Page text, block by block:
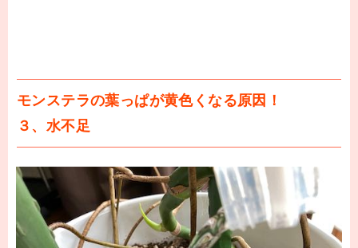
モンステラの葉っぱが黄色くなる原因！
３、水不足